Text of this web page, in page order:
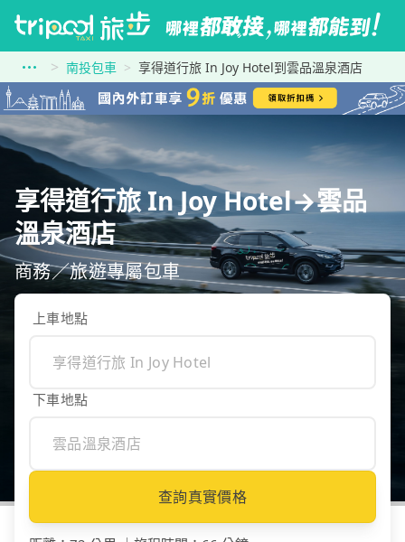
南投包車 享得道行旅 In Joy Hotel到雲品溫泉酒店
享得道行旅 In Joy Hotel→雲品
溫泉酒店
商務／旅遊專屬包車
上車地點
下車地點
查詢真實價格